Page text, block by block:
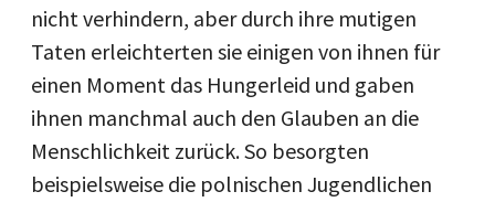
nicht verhindern, aber durch ihre mutigen
Taten erleichterten sie einigen von ihnen für
einen Moment das Hungerleid und gaben
ihnen manchmal auch den Glauben an die
Menschlichkeit zurück. So besorgten
beispielsweise die polnischen Jugendlichen